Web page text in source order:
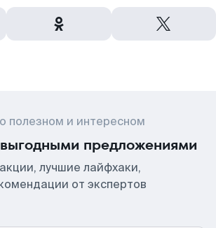
полезном и интересном
предложениями
лучшие лайфхаки,
от экспертов